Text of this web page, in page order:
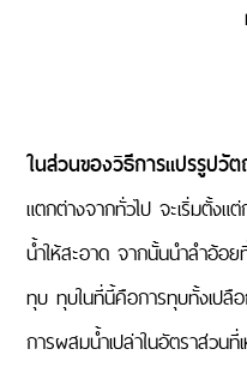
ในส่วนของวิธีการแปรรูปวั
แตกต่างจากทั่วไป จะเริ่มตั้ง
น้ำให้สะอาด จากนั้นนำลำอ้อย
ทุบ ทุบในที่นี้คือการทุบทั้งเปลื
การผสมน้ำเปล่าในอัตราส่วนที่